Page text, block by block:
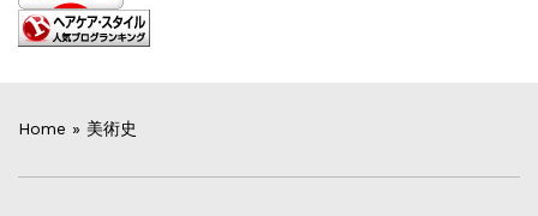
Home » 美術史